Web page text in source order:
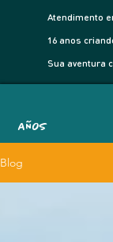
Atendimento
16 anos
Sua aventura
AÑOS
Blog